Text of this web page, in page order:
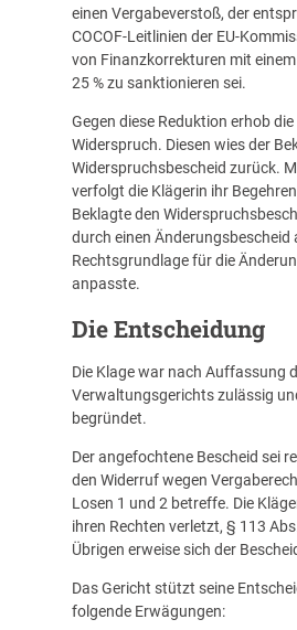
einen Vergabeverstoß, der
COCOF-Leitlinien der EU-
von Finanzkorrekturen mit
25 % zu sanktionieren sei.
Gegen diese Reduktion erhob
Widerspruch. Diesen wies der
Widerspruchsbescheid zurück.
verfolgt die Klägerin ihr
Beklagte den
durch einen Änderungsbescheid
Rechtsgrundlage für die
anpasste.
Die Entscheidung
Die Klage war nach Auffassung
Verwaltungsgerichts zulässig
begründet.
Der angefochtene Bescheid sei
den Widerruf wegen
Losen 1 und 2 betreffe. Die
ihren Rechten verletzt, § 113
Übrigen erweise sich der
Das Gericht stützt seine
folgende Erwägungen: